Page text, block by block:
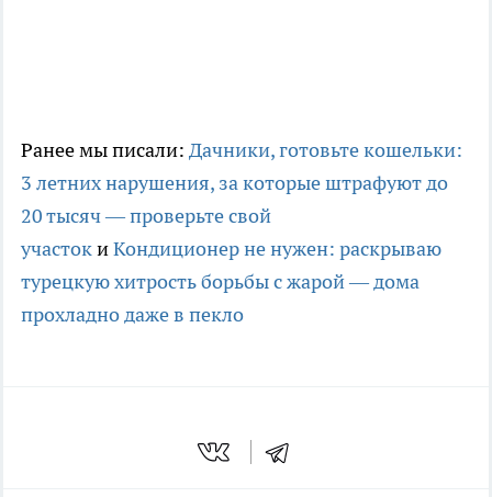
Ранее мы писали: Дачники, готовьте кошельки:
3 летних нарушения, за которые штрафуют до
20 тысяч — проверьте свой
участокиКондиционер не нужен: раскрываю
турецкую хитрость борьбы с жарой — дома
прохладно даже в пекло